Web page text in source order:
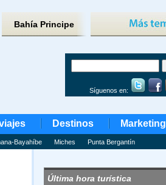
Bahía Principe
Síguenos en:
Destinos Marketing
Bayahíbe Miches Punta Bergantín
Última hora turística